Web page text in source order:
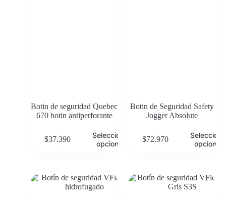
Botin de seguridad Quebec
670 botin antiperforante
$37.390
Seleccionar
opciones
Botin de Seguridad Safety
Jogger Absolute
$72.970
opciones